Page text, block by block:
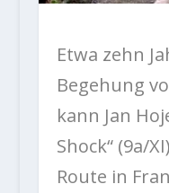
Etwa zehn
Begehung
kann Jan
Shock“ (9a/
Route in